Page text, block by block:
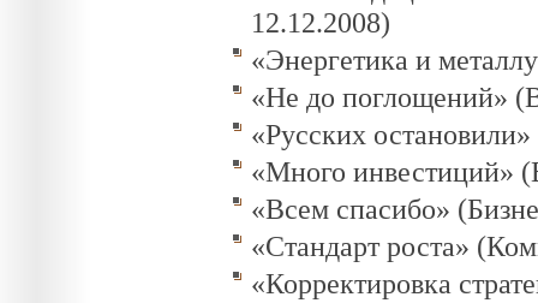
12.12.2008)
«Энергетика и
«Не до поглощений»
«Русских
«Много инвестиций»
«Всем спасибо»
«Стандарт роста»
«Корректировка